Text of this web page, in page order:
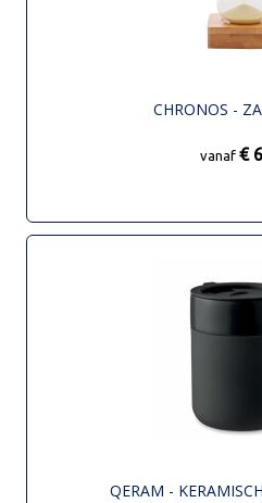
CHRONOS -
vanaf €
QERAM -